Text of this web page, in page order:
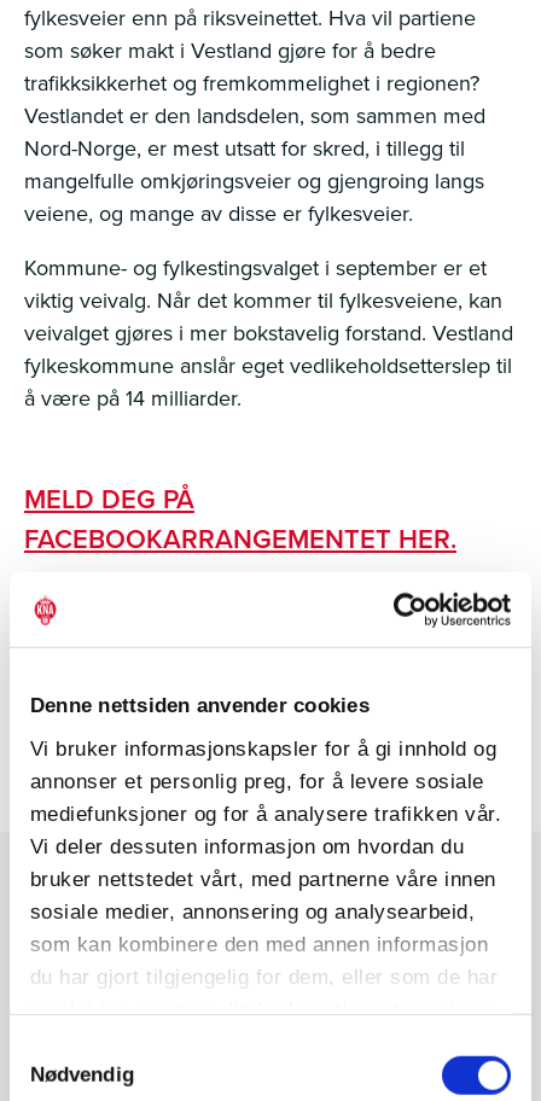
Denne nettsiden anvender cookies
Vi bruker informasjonskapsler for å gi innhold og
annonser et personlig preg, for å levere sosiale
mediefunksjoner og for å analysere trafikken vår.
Vi deler dessuten informasjon om hvordan du
bruker nettstedet vårt, med partnerne våre innen
sosiale medier, annonsering og analysearbeid,
som kan kombinere den med annen informasjon
du har gjort tilgjengelig for dem, eller som de har
samlet inn gjennom din bruk av tjenestene deres.
Nødvendig
fylkesveier enn på riksveinettet. Hva vil partiene
som søker makt i Vestland gjøre for å bedre
trafikksikkerhet og fremkommelighet i regionen?
Vestlandet er den landsdelen, som sammen med
Nord-Norge, er mest utsatt for skred, i tillegg til
mangelfulle omkjøringsveier og gjengroing langs
veiene, og mange av disse er fylkesveier.
Kommune- og fylkestingsvalget i september er et
viktig veivalg. Når det kommer til fylkesveiene, kan
veivalget gjøres i mer bokstavelig forstand. Vestland
fylkeskommune anslår eget vedlikeholdsetterslep til
å være på 14 milliarder.
MELD DEG PÅ
FACEBOOKARRANGEMENTET HER.
Deltakere: Fylkesordfører Jon Askeland,
gruppeleder i fylkestingsgruppen,
Arve Hellet(AP),
fylkesordførerkandidat,Terje Søviknes
Arrangør er KNA Bergen.
RELATERTE ARTIKLER